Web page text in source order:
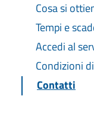
Cosa si
Tempi e
Accedi al
Condizioni
Contatti